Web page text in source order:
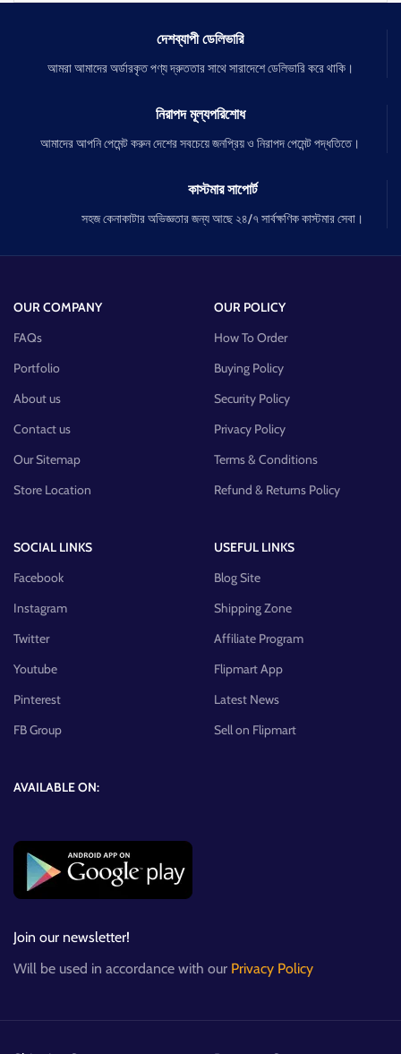
দেশব্যাপী ডেলিভারি
আমরা আমাদের অর্ডারকৃত পণ্য দ্রুততার সাথে সারাদেশে ডেলিভারি করে থাকি।
নিরাপদ মূল্যপরিশোধ
আমাদের আপনি পেমেন্ট করুন দেশের সবচেয়ে জনপ্রিয় ও নিরাপদ পেমেন্ট পদ্ধতিতে।
কাস্টমার সাপোর্ট
সহজ কেনাকাটার অভিজ্ঞতার জন্য আছে ২৪/৭ সার্বক্ষণিক কাস্টমার সেবা।
OUR COMPANY
FAQs
Portfolio
About us
Contact us
Our Sitemap
Store Location
OUR POLICY
How To Order
Buying Policy
Security Policy
Privacy Policy
Terms & Conditions
Refund & Returns Policy
SOCIAL LINKS
Facebook
Instagram
Twitter
Youtube
Pinterest
FB Group
USEFUL LINKS
Blog Site
Shipping Zone
Affiliate Program
Flipmart App
Latest News
Sell on Flipmart
AVAILABLE ON:
Join our newsletter!
Will be used in accordance with our Privacy Policy